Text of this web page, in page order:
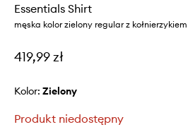
Essentials Shirt
męska kolor zielony regular z
419,99 zł
Kolor: zielony
Produkt niedostępny